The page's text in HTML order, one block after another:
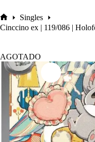
Inicio
Singles
Cinccino ex | 119/086 |
AGOTADO